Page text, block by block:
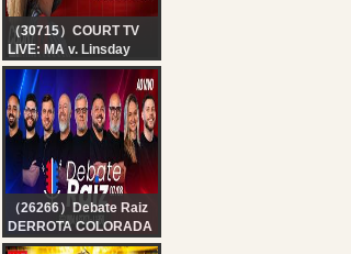
（30715）COURT TV
LIVE: MA v. Linsday
Clancy - Day 9 |
Accused Killer Mom
Trial
（26266）Debate Raiz
DERROTA COLORADA
COM SABOR DE